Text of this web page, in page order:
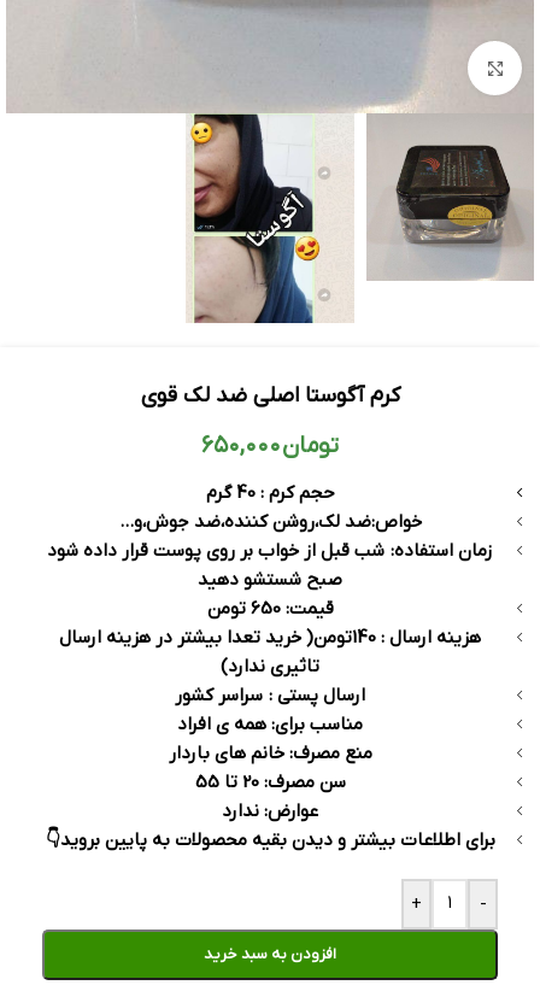
بزرگنمایی تصویر
کرم آگوستا اصلی ضد لک قوی
تومان
حجم کرم : 40 گرم
خواص:ضد لک،روشن کننده،ضد جوش،و…
زمان استفاده: شب قبل از خواب بر روی پوست قرار داده شود
صبح شستشو دهید
قیمت: 650 تومن
هزینه ارسال : 140تومن( خرید تعدا بیشتر در هزینه ارسال
تاثیری ندارد)
ارسال پستی : سراسر کشور
مناسب برای: همه ی افراد
منع مصرف: خانم های باردار
سن مصرف: 20 تا 55
عوارض: ندارد
برای اطلاعات بیشتر و دیدن بقیه محصولات به پایین بروید👇
-
+
افزودن به سبد خرید